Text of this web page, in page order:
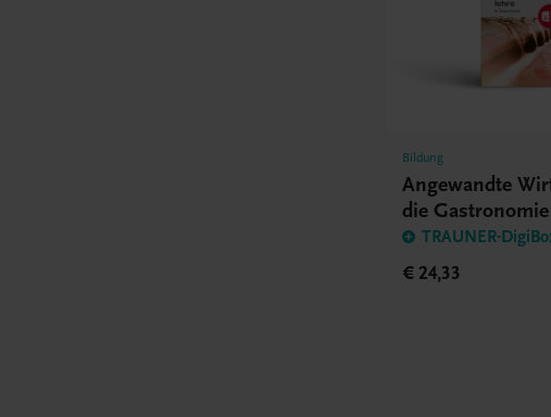
Bildung
Angewandte
die Gastronomie
TRAUNER-
€ 24,33